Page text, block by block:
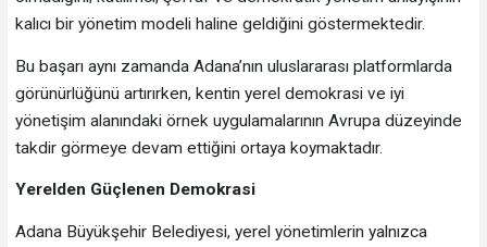
kalıcı bir yönetim modeli haline geldiğini göstermektedir.
Bu başarı aynı zamanda Adana’nın uluslararası platformlarda
görünürlüğünü artırırken, kentin yerel demokrasi ve iyi
yönetişim alanındaki örnek uygulamalarının Avrupa düzeyinde
takdir görmeye devam ettiğini ortaya koymaktadır.
Yerelden Güçlenen Demokrasi
Adana Büyükşehir Belediyesi, yerel yönetimlerin yalnızca